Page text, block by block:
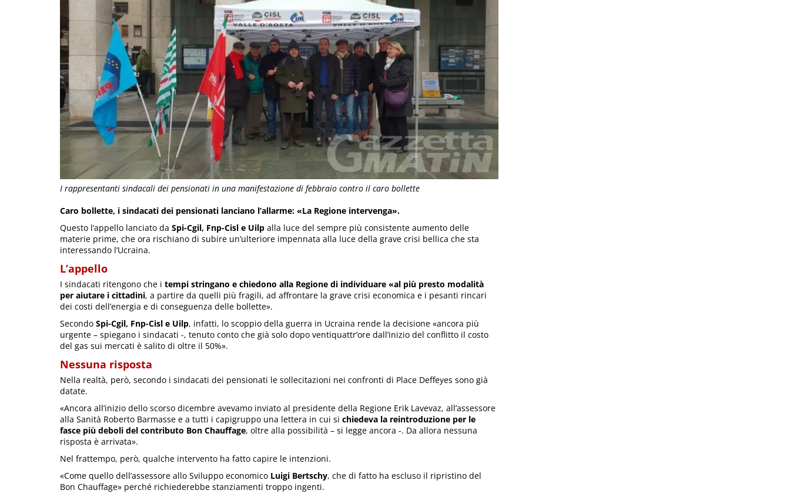
I rappresentanti sindacali dei pensionati in una manifestazione di febbraio contro il caro bollette
Caro bollette, i sindacati dei pensionati lanciano l’allarme: «La Regione intervenga».
Questo l’appello lanciato da Spi-Cgil, Fnp-Cisl e Uilp alla luce del sempre più consistente aumento delle
materie prime, che ora rischiano di subire un’ulteriore impennata alla luce della grave crisi bellica che sta
interessando l’Ucraina.
L’appello
I sindacati ritengono che i tempi stringano e chiedono alla Regione di individuare «al più presto modalità
per aiutare i cittadini, a partire da quelli più fragili, ad affrontare la grave crisi economica e i pesanti rincari
dei costi dell’energia e di conseguenza delle bollette».
Secondo Spi-Cgil, Fnp-Cisl e Uilp, infatti, lo scoppio della guerra in Ucraina rende la decisione «ancora più
urgente – spiegano i sindacati -, tenuto conto che già solo dopo ventiquattr’ore dall’inizio del conflitto il costo
del gas sui mercati è salito di oltre il 50%».
Nessuna risposta
Nella realtà, però, secondo i sindacati dei pensionati le sollecitazioni nei confronti di Place Deffeyes sono già
datate.
«Ancora all’inizio dello scorso dicembre avevamo inviato al presidente della Regione Erik Lavevaz, all’assessore
alla Sanità Roberto Barmasse e a tutti i capigruppo una lettera in cui si chiedeva la reintroduzione per le
fasce più deboli del contributo Bon Chauffage, oltre alla possibilità – si legge ancora -. Da allora nessuna
risposta è arrivata».
Nel frattempo, però, qualche intervento ha fatto capire le intenzioni.
«Come quello dell’assessore allo Sviluppo economico Luigi Bertschy, che di fatto ha escluso il ripristino del
Bon Chauffage» perché richiederebbe stanziamenti troppo ingenti.